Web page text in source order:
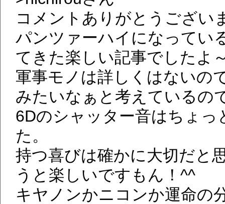
コメントありがとうござい
パンツァーハイになってい
てきた楽しい記事でしたよ
軍事モノは詳しくはないの
みたいなぁと考えているの
6Dのシャッター音はちょ
た。
持つ喜びは確かに大切だと
うと楽しいですもん！^^
キヤノンかニコンか運命の